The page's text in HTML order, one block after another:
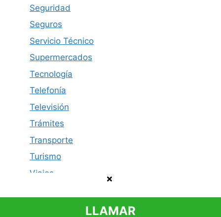
Seguridad
Seguros
Servicio Técnico
Supermercados
Tecnología
Telefonía
Televisión
Trámites
Transporte
Turismo
Viajes
LLAMAR